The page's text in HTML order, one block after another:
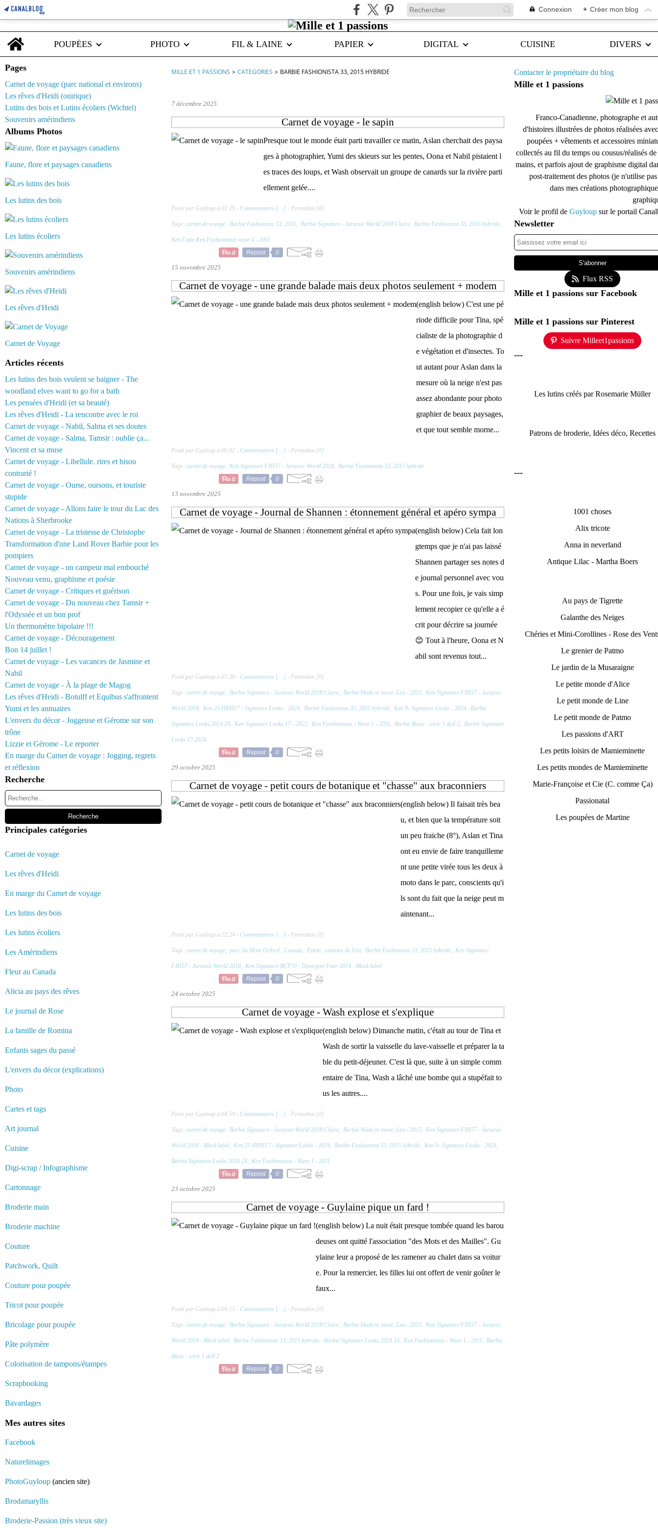
Connexion + Créer mon blog
Home
POUPÉES
PHOTO FIL & LAINE PAPIER DIGITAL CUISINE DIVERS
Pages
Carnet de voyage (parc national et environs)
Les rêves d'Heidi (onirique)
Lutins des bois et Lutins écoliers (Wichtel)
Souvenirs amérindiens
Albums Photos
Faune, flore et paysages canadiens
Les lutins des bois
Les lutins écoliers
Souvenirs amérindiens
Les rêves d'Heidi
Carnet de Voyage
Articles récents
Les lutins des bois veulent se baigner - The
woodland elves want to go for a bath
Les pensées d'Heidi (et sa beauté)
Les rêves d'Heidi - La rencontre avec le roi
Carnet de voyage - Nabil, Salma et ses doutes
Carnet de voyage - Salma, Tamsir : oublie ça...
Vincent et sa muse
Carnet de voyage - Libellule. rires et bisou
contrarié !
Carnet de voyage - Ourse, oursons, et touriste
stupide
Carnet de voyage - Allons faire le tour du Lac des
Nations à Sherbrooke
Carnet de voyage - La tristesse de Christophe
Transformation d'une Land Rover Barbie pour les
pompiers
Carnet de voyage - un campeur mal embouché
Nouveau venu, graphisme et poésie
Carnet de voyage - Critiques et guérison
Carnet de voyage - Du nouveau chez Tamsir +
l'Odyssée et un bon prof
Un thermomètre bipolaire !!!
Carnet de voyage - Découragement
Bon 14 juillet !
Carnet de voyage - Les vacances de Jasmine et
Nabil
Carnet de voyage - À la plage de Magog
Les rêves d'Heidi - Botulff et Equibus s'affrontent
Yumi et les annuaires
L'envers du décor - Joggeuse et Gérome sur son
trône
Lizzie et Gérome - Le reporter
En marge du Carnet de voyage : Jogging, regrets
et réflexion
Recherche
Principales catégories
Carnet de voyage
Les rêves d'Heidi
En marge du Carnet de voyage
Les lutins des bois
Les lutins écoliers
Les Amérindiens
Fleur au Canada
Alicia au pays des rêves
Le journal de Rose
La famille de Romina
Enfants sages du passé
L'envers du décor (explications)
Photo
Cartes et tags
Art journal
Cuisine
Digi-scrap / Infographisme
Cartonnage
Broderie main
Broderie machine
Couture
Patchwork, Quilt
Couture pour poupée
Tricot pour poupée
Bricolage pour poupée
Pâte polymère
Colorisation de tampons/étampes
Scrapbooking
Bavardages
Mes autres sites
Facebook
Naturelimages
PhotoGuyloup (ancien site)
Brodamaryllis
Broderie-Passion (très vieux site)
MILLE ET 1 PASSIONS > CATEGORIES > BARBIE FASHIONISTA 33, 2015 HYBRIDE
7 décembre 2025
Carnet de voyage - le sapin
Presque tout le monde était parti travailler ce matin, Aslan cherchait des paysa
ges à photographier, Yumi des skieurs sur les pentes, Oona et Nabil pistaient l
es traces des loups, et Wash observait un groupe de canards sur la rivière parti
ellement gelée....
Posté par Guyloup à 01:29 - Commentaires [… ] - Permalien [#]
Tags: carnet de voyage, Barbie Fashionista 33, 2015, Barbie Signature - Jurassic World 2018 Claire, Barbie Fashionista 33, 2015 hybride,
Ken Cutie Ken Fashionistas wave 4 - 2011
Repost
0
15 novembre 2025
Carnet de voyage - une grande balade mais deux photos seulement + modem
(english below) C'est une pé
riode difficile pour Tina, spé
cialiste de la photographie d
e végétation et d'insectes. To
ut autant pour Aslan dans la
mesure où la neige n'est pas
assez abondante pour photo
graphier de beaux paysages,
et que tout semble morne...
Posté par Guyloup à 00:02 - Commentaires [… ] - Permalien [#]
Tags: carnet de voyage, Ken Signature FJH57 - Jurassic World 2018, Barbie Fashionista 33, 2015 hybride
Repost
0
13 novembre 2025
Carnet de voyage - Journal de Shannen : étonnement général et apéro sympa
(english below) Cela fait lon
gtemps que je n'ai pas laissé
Shannen partager ses notes d
e journal personnel avec vou
s. Pour une fois, je vais simp
lement recopier ce qu'elle a é
crit pour décrire sa journée
😊 Tout à l'heure, Oona et N
abil sont revenus tout...
Posté par Guyloup à 07:30 - Commentaires [… ] - Permalien [#]
Tags: carnet de voyage, Barbie Signature - Jurassic World 2018 Claire, Barbie Made to move, Lea - 2015, Ken Signature FJH57 - Jurassic
World 2018, Ken 25 HRM17 - Signature Looks - 2024, Barbie Fashionista 33, 2015 hybride, Ken 9- Signature Looks - 2024, Barbie
Signature Looks 2024 24, Ken Signature Looks 17 - 2022, Ken Fashionistas - Wave 1 - 2011, Barbie Basic - série 1 doll 2, Barbie Signature
Looks 13 2024
Repost
0
29 octobre 2025
Carnet de voyage - petit cours de botanique et "chasse" aux braconniers
(english below) Il faisait très bea
u, et bien que la température soit
un peu fraiche (8°), Aslan et Tina
ont eu envie de faire tranquilleme
nt une petite virée tous les deux à
moto dans le parc, conscients qu'i
ls sont du fait que la neige peut m
aintenant...
Posté par Guyloup à 22:24 - Commentaires [… ] - Permalien [#]
Tags: carnet de voyage, parc du Mont Orford, Canada, Estrie, cantons de l'est, Barbie Fashionista 33, 2015 hybride, Ken Signature
FJH57 - Jurassic World 2018, Ken Signature BCP70 - Divergent Four 2014 - Black label
Repost
0
24 octobre 2025
Carnet de voyage - Wash explose et s'explique
(english below) Dimanche matin, c'était au tour de Tina et
Wash de sortir la vaisselle du lave-vaisselle et préparer la ta
ble du petit-déjeuner. C'est là que, suite à un simple comm
entaire de Tina, Wash a lâché une bombe qui a stupéfait to
us les autres....
Posté par Guyloup à 04:59 - Commentaires [… ] - Permalien [#]
Tags: carnet de voyage, Barbie Signature - Jurassic World 2018 Claire, Barbie Made to move, Lea - 2015, Ken Signature FJH57 - Jurassic
World 2018 - Black label, Ken 25 HRM17 - Signature Looks - 2024, Barbie Fashionista 33, 2015 hybride, Ken 9- Signature Looks - 2024,
Barbie Signature Looks 2024 24, Ken Fashionistas - Wave 1 - 2011
Repost
0
23 octobre 2025
Carnet de voyage - Guylaine pique un fard !
(english below) La nuit était presque tombée quand les barou
deuses ont quitté l'association "des Mots et des Mailles". Gu
ylaine leur a proposé de les ramener au chalet dans sa voitur
e. Pour la remercier, les filles lui ont offert de venir goûter le
faux...
Posté par Guyloup à 04:15 - Commentaires [… ] - Permalien [#]
Tags: carnet de voyage, Barbie Signature - Jurassic World 2018 Claire, Barbie Made to move, Lea - 2015, Ken Signature FJH57 - Jurassic
World 2018 - Black label, Barbie Fashionista 33, 2015 hybride, Barbie Signature Looks 2024 24, Ken Fashionistas - Wave 1 - 2011, Barbie
Basic - série 1 doll 2
Repost
0
Contacter le propriétaire du blog
Mille et 1 passions
Franco-Canadienne, photographe et
d'histoires illustrées de photos réalisées
poupées + vêtements et accessoires
collectés au fil du temps ou cousus/réalisés de
mains, et parfois ajout de graphisme digital
post-traitement des photos (je n'utilise
dans mes créations
Voir le profil de Guyloup sur le portail
Newsletter
Flux RSS
Mille et 1 passions sur Facebook
Mille et 1 passions sur Pinterest
Suivre Milleet1passions
---
Les lutins créés par Rosemarie Müller
Patrons de broderie, Idées déco, Recettes
---
1001 choses
Alix tricote
Anna in neverland
Antique Lilac - Martha Boers
Au pays de Tigrette
Galanthe des Neiges
Chéries et Mini-Corollines - Rose des
Le grenier de Patmo
Le jardin de la Musaraigne
Le petite monde d'Alice
Le petit monde de Line
Le petit monde de Patmo
Les passions d'ART
Les petits loisirs de Mamieminette
Les petits mondes de Mamieminette
Marie-Françoise et Cie (C. comme Ça)
Passionatal
Les poupées de Martine